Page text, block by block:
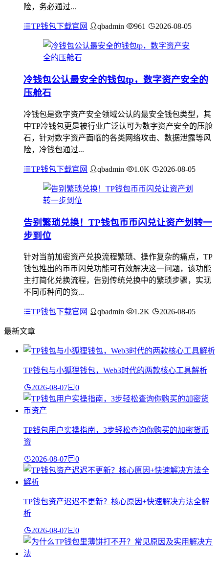
险，务必通过...
TP钱包下载官网 qbadmin 961 2026-08-05
冷钱包公认最安全的钱包tp，数字资产安全的
压舱石
冷钱包是数字资产安全领域公认的最安全钱包类型，其
中TP冷钱包更是被行业广泛认可为数字资产安全的压舱
石，针对数字资产面临的各类网络攻击、数据泄露等风
险，冷钱包通过...
TP钱包下载官网 qbadmin 1.0K 2026-08-05
告别繁琐兑换！TP钱包币币闪兑让资产划转一
步到位
针对当前加密资产兑换流程繁琐、操作复杂的痛点，TP
钱包推出的币币闪兑功能可有效解决这一问题，该功能
主打简化兑换流程，告别传统兑换中的繁琐步骤，实现
不同币种间的资...
TP钱包下载官网 qbadmin 1.2K 2026-08-05
最新文章
TP钱包与小狐狸钱包，Web3时代的两款核心工具解析
2026-08-07 0
TP钱包用户实操指南，3步轻松查询你购买的加密货币
资
2026-08-07 0
TP钱包资产迟迟不更新？核心原因+快速解决方法全解
析
2026-08-07 0